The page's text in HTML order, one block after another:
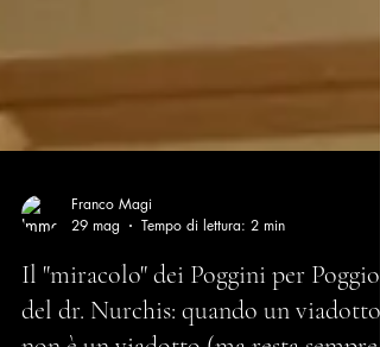
29 mag
Tempo di lettura: 2 min
Il "miracolo" dei Poggini per Poggio e